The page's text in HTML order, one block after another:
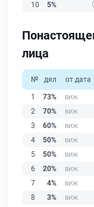
10
5%
лица
№ дял от дата
1
73%
2
70%
3
60%
4
50%
5
50%
6
20%
7
4%
8
3%